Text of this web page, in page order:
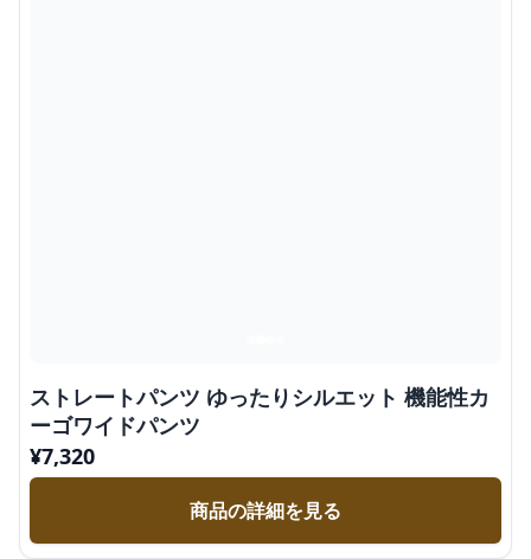
ストレートパンツ ゆったりシルエット 機能性カ
ーゴワイドパンツ
¥7,320
商品の詳細を見る